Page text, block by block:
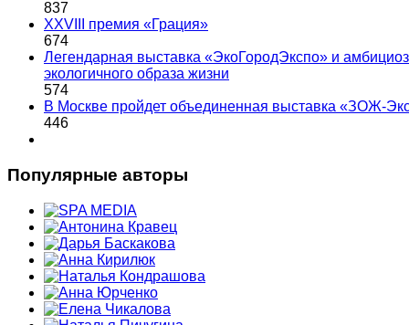
837
XXVIII премия «Грация»
674
Легендарная выставка «ЭкоГородЭкспо» и
экологичного образа жизни
574
В Москве пройдет объединенная выставка «ЗОЖ-
446
Популярные авторы